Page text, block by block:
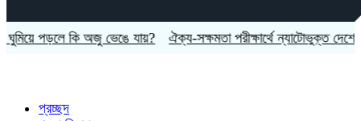
পড়লে কি অজু ভেঙে যায়? ঐক্য-সক্ষমতা পরীক্ষার্থে ন্যাটোভুক্ত দেশে হামলা
প্রচ্ছদ